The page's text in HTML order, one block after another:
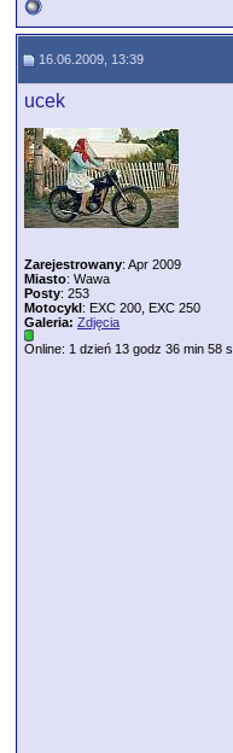
16.06.2009, 13:39
ucek
Zarejestrowany: Apr 2009
Miasto: Wawa
Posty: 253
Motocykl: EXC 200, EXC 250
Galeria: Zdjęcia
Online: 1 dzień 13 godz 36 min 58 s